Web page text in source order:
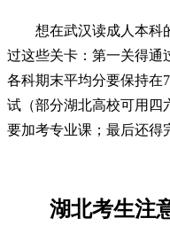
想在武汉读成人本科
过这些关卡：第一关得通
各科期末平均分要保持在
试（部分湖北高校可用四
要加考专业课；最后还得
湖北考生注